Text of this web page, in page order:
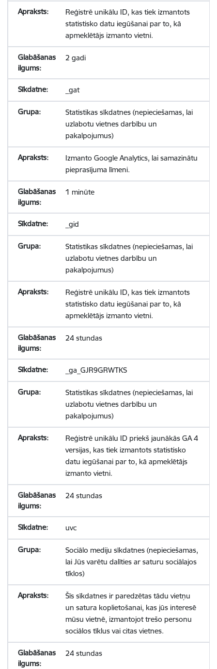
Reģistrē unikālu ID, kas tiek izmantots
statistisko datu iegūšanai par to, kā
apmeklētājs izmanto vietni.
2 gadi
_gat
Statistikas sīkdatnes (nepieciešamas, lai
uzlabotu vietnes darbību un
pakalpojumus)
Izmanto Google Analytics, lai samazinātu
pieprasījuma līmeni.
1 minūte
_gid
Statistikas sīkdatnes (nepieciešamas, lai
uzlabotu vietnes darbību un
pakalpojumus)
Reģistrē unikālu ID, kas tiek izmantots
statistisko datu iegūšanai par to, kā
apmeklētājs izmanto vietni.
24 stundas
_ga_GJR9GRWTKS
Statistikas sīkdatnes (nepieciešamas, lai
uzlabotu vietnes darbību un
pakalpojumus)
Reģistrē unikālu ID priekš jaunākās GA 4
versijas, kas tiek izmantots statistisko
datu iegūšanai par to, kā apmeklētājs
izmanto vietni.
24 stundas
uvc
Sociālo mediju sīkdatnes (nepieciešamas,
lai Jūs varētu dalīties ar saturu sociālajos
tīklos)
Šīs sīkdatnes ir paredzētas tādu vietņu
un satura koplietošanai, kas jūs interesē
mūsu vietnē, izmantojot trešo personu
sociālos tīklus vai citas vietnes.
24 stundas